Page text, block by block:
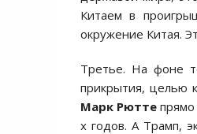
Китаем в
окружение Китая.
Третье. На фоне
прикрытия, целью
Марк Рютте прямо
х годов. А Трамп,